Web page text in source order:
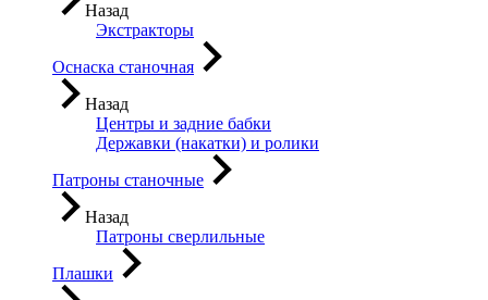
Назад
Экстракторы
Оснаска станочная
Назад
Центры и задние бабки
Державки (накатки) и ролики
Патроны станочные
Назад
Патроны сверлильные
Плашки